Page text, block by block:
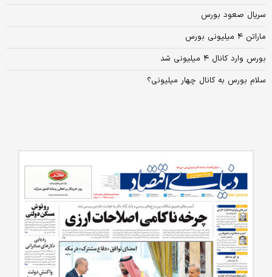
سریال صعود بورس
ماراتن ۴ میلیونی بورس
بورس وارد کانال ۴ میلیونی شد
سلام بورس به کانال چهار میلیونی؟